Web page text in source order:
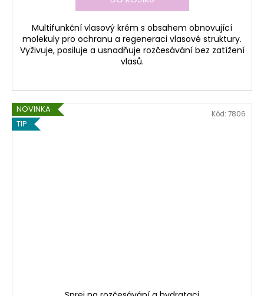
Multifunkční vlasový krém s obsahem obnovující
molekuly pro ochranu a regeneraci vlasové struktury.
Vyživuje, posiluje a usnadňuje rozčesávání bez zatížení
vlasů.
NOVINKA
TIP
Kód: 7806